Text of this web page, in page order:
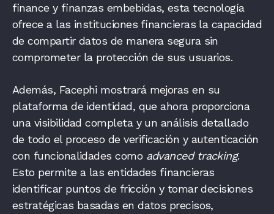
finance y finanzas embebidas, esta tecnología
ofrece a las instituciones financieras la capacidad
de compartir datos de manera segura sin
comprometer la protección de sus usuarios.
Además, Facephi mostrará mejoras en su
plataforma de identidad, que ahora proporciona
una visibilidad completa y un análisis detallado
de todo el proceso de verificación y autenticación
con funcionalidades como advanced tracking.
Esto permite a las entidades financieras
identificar puntos de fricción y tomar decisiones
estratégicas basadas en datos precisos,